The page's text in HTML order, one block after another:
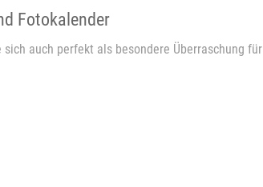
Fotokalender
auch perfekt als besondere Überraschung